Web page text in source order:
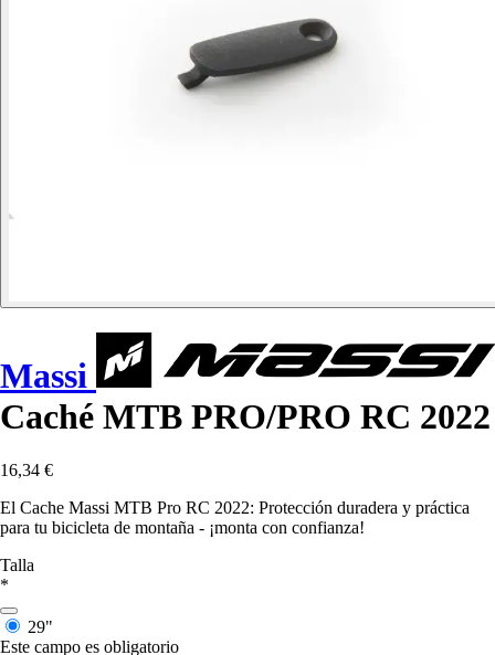
Massi
Caché MTB PRO/PRO RC 2022
16,34 €
El Cache Massi MTB Pro RC 2022: Protección duradera y práctica
para tu bicicleta de montaña - ¡monta con confianza!
Talla
*
29"
Este campo es obligatorio